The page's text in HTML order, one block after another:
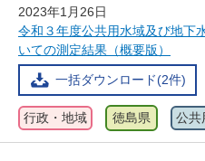
2023年1月26日
令和３年度公共用水域及び地下
いての測定結果（概要版）
一括ダウンロード(2件)
行政・地域 徳島県 公共